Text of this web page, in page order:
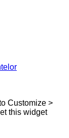
Customize >
this widget